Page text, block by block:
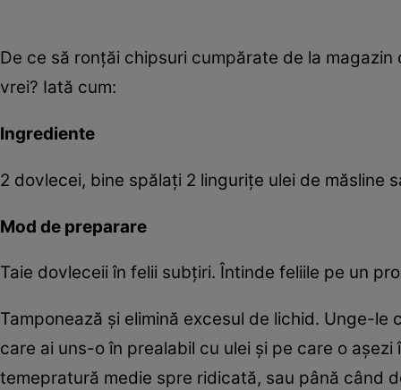
De ce să ronţăi chipsuri cumpărate de la
vrei? Iată cum:
Ingrediente
2 dovlecei, bine spălaţi 2 linguriţe ulei de măsline
Mod de preparare
Taie dovleceii în felii subţiri. Întinde feliile pe un
Tamponează şi elimină excesul de lichid. Unge-
care ai uns-o în prealabil cu ulei şi pe care o
temepratură medie spre ridicată, sau până când